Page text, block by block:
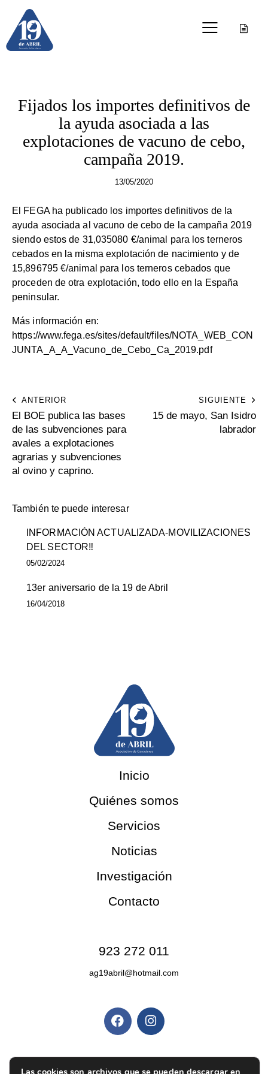
Fijados los importes definitivos de
la ayuda asociada a las
explotaciones de vacuno de cebo,
campaña 2019.
13/05/2020
El FEGA ha publicado los importes definitivos de la
ayuda asociada al vacuno de cebo de la campaña 2019
siendo estos de 31,035080 €/animal para los terneros
cebados en la misma explotación de nacimiento y de
15,896795 €/animal para los terneros cebados que
proceden de otra explotación, todo ello en la España
peninsular.
Más información en:
https://www.fega.es/sites/default/files/NOTA_WEB_CON
JUNTA_A_A_Vacuno_de_Cebo_Ca_2019.pdf
ANTERIOR
El BOE publica las bases
de las subvenciones para
avales a explotaciones
agrarias y subvenciones
al ovino y caprino.
SIGUIENTE
15 de mayo, San Isidro
labrador
También te puede interesar
INFORMACIÓN ACTUALIZADA-MOVILIZACIONES
DEL SECTOR‼
05/02/2024
13er aniversario de la 19 de Abril
16/04/2018
Inicio
Quiénes somos
Servicios
Noticias
Investigación
Contacto
923 272 011
ag19abril@hotmail.com
Política de privacidad|Aviso legal|Política de
Las cookies son archivos que se pueden descargar en